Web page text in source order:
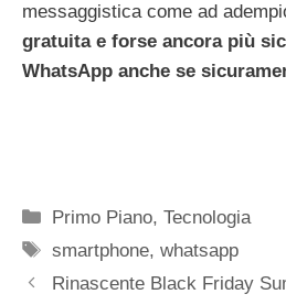
messaggistica come ad
gratuita e forse ancora più
WhatsApp anche se
Categorie
Primo Piano,Tecnologia
Tag
smartphone,whatsapp
Rinascente Black Friday